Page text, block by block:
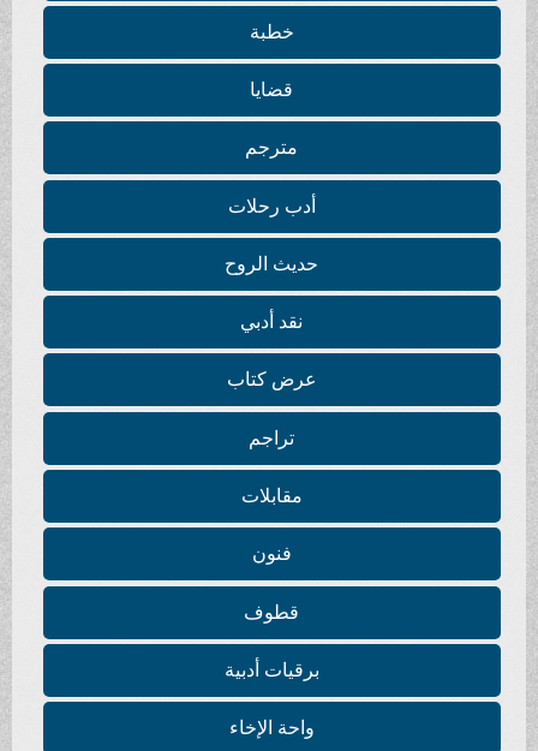
خطبة
قضايا
مترجم
أدب رحلات
حديث الروح
نقد أدبي
عرض كتاب
تراجم
مقابلات
فنون
قطوف
برقيات أدبية
واحة الإخاء